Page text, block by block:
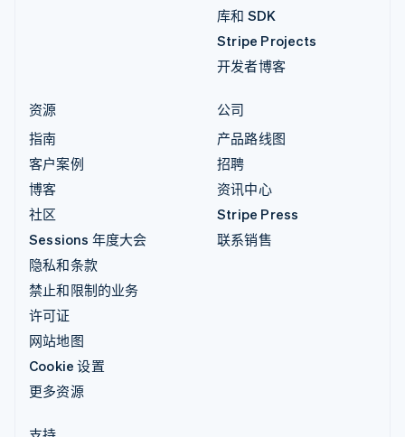
库和 SDK
Stripe Projects
开发者博客
资源
指南
客户案例
博客
社区
Sessions 年度大会
隐私和条款
禁止和限制的业务
许可证
网站地图
Cookie 设置
更多资源
公司
产品路线图
招聘
资讯中心
Stripe Press
联系销售